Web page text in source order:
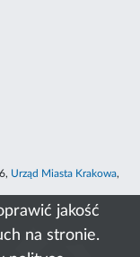
jakość
na stronie.
Urząd Miasta Krakowa,